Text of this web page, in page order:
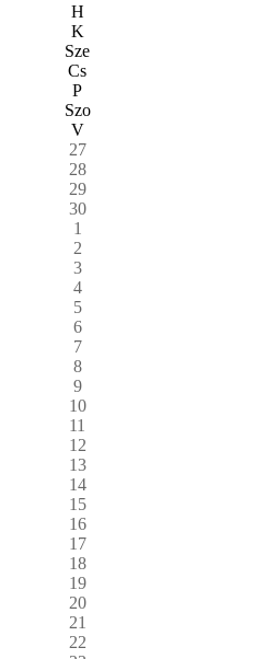
H
K
Sze
Cs
P
Szo
V
27
28
29
30
1
2
3
4
5
6
7
8
9
10
11
12
13
14
15
16
17
18
19
20
21
22